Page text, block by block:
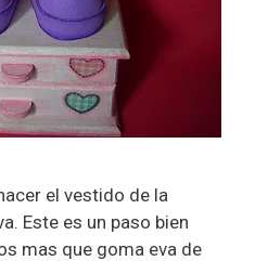
el vestido de la
Este es un paso bien
mas que goma eva de